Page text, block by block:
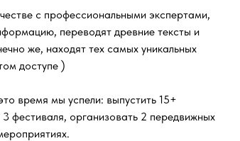
с профессиональными экспертами,
переводят древние тексты и
же, находят тех самых уникальных
доступе )
время мы успели: выпустить 15+
фестиваля, организовать 2 передвижных